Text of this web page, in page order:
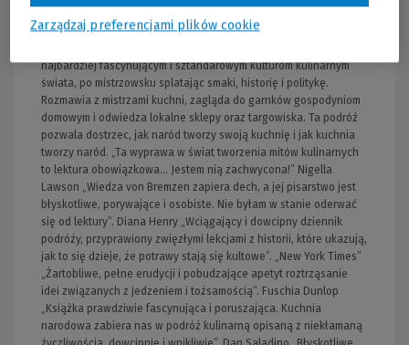
ukraiński barszcz, symbolizujący bogactwo kulinarnych tradycji i
najbardziej fascynującym i sztandarowym kulturom kulinarnym
świata, po mistrzowsku splatając smaki, historię i politykę.
Rozmawia z mistrzami kuchni, zagląda do garnków gospodyniom
domowym i odwiedza lokalne sklepy oraz targowiska. Ta podróż
pozwala dostrzec, jak naród tworzy swoją kuchnię i jak kuchnia
tworzy naród. „Ta wyprawa w świat tworzenia mitów kulinarnych
to lektura obowiązkowa… Jestem nią zachwycona!” Nigella
Lawson „Wiedza von Bremzen zapiera dech, a jej pisarstwo jest
błyskotliwe, porywające i osobiste. Nie byłam w stanie oderwać
się od lektury”. Diana Henry „Wciągający i dowcipny dziennik
podróży, przyprawiony zwięzłymi lekcjami z historii, które ukazują,
jak to się dzieje, że potrawy stają się kultowe”. „New York Times”
„Żartobliwe, pełne erudycji i pobudzające apetyt roztrząsanie
idei związanych z jedzeniem i tożsamością”. Fuschia Dunlop
„Książka prawdziwie fascynująca i poruszająca. Kuchnia
narodowa zabiera nas w podróż kulinarną opisaną z niekłamaną
Zarządzaj preferencjami plików cookie